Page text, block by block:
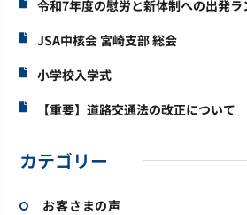
令和7年度の慰労と新体制への出発ラ
JSA中核会 宮崎支部 総会
小学校入学式
【重要】道路交通法の改正について
カテゴリー
お客さまの声